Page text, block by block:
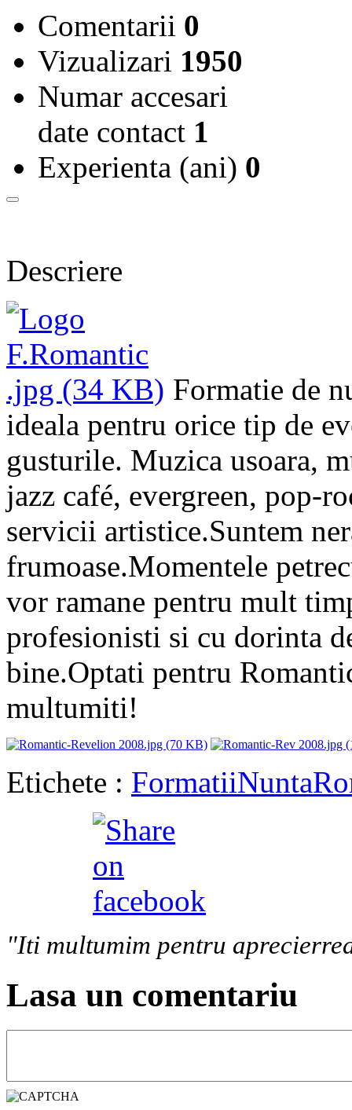
Comentarii 0
Vizualizari 1950
Numar accesari
date contact 1
Experienta (ani) 0
Descriere
Formatie de
ideala pentru orice tip de
gusturile. Muzica usoara,
jazz café, evergreen, pop-
servicii artistice.Suntem
frumoase.Momentele
vor ramane pentru mult
profesionisti si cu dorinta
bine.Optati pentru
multumiti!
Etichete : FormatiiNunta
"Iti multumim pentru
Lasa un comentariu